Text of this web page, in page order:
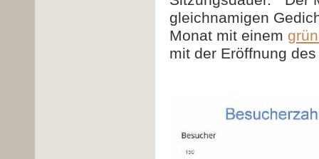
gleichnamigen
Monat mit einem
mit der Eröffnung